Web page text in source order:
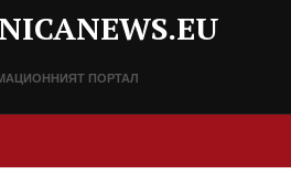
ПОРТАЛ